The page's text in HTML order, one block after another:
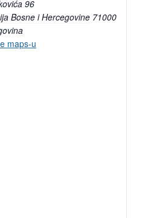
96
Bosne i Hercegovine 71000
maps-u